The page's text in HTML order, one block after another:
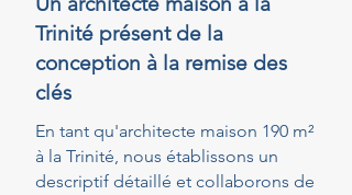
Trinité présent de la
conception à la remise des
clés
En tant qu'architecte maison 190 m²
à la Trinité, nous établissons un
descriptif détaillé et collaborons de